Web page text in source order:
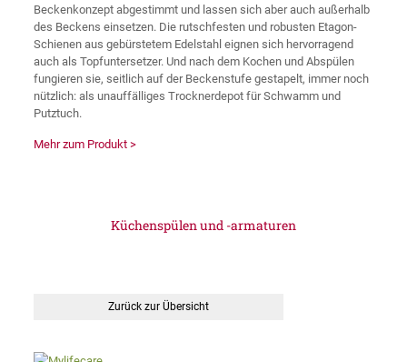
Beckenkonzept abgestimmt und lassen sich aber auch außerhalb
des Beckens einsetzen. Die rutschfesten und robusten Etagon-
Schienen aus gebürstetem Edelstahl eignen sich hervorragend
auch als Topfuntersetzer. Und nach dem Kochen und Abspülen
fungieren sie, seitlich auf der Beckenstufe gestapelt, immer noch
nützlich: als unauffälliges Trocknerdepot für Schwamm und
Putztuch.
Mehr zum Produkt >
Küchenspülen und -armaturen
Zurück zur Übersicht